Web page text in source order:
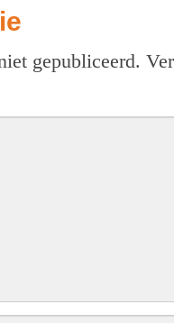
gepubliceerd.